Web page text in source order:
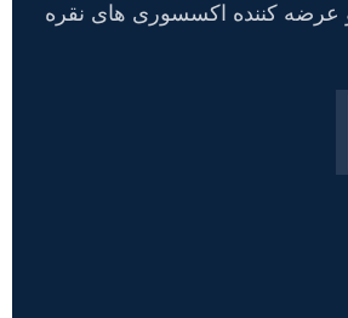
عرضه کننده اکسسوری های نقره